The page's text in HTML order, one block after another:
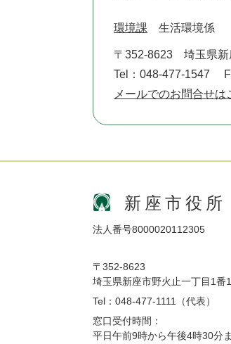
環境課 生活環境係
〒352-8623
埼玉県
Tel：048-477-1547
メールでのお問合せは
新座市役所
法人番号8000020112305
〒352-8623
埼玉県新座市野火止一丁目1番
Tel：048-477-1111（代表）
窓口受付時間：
平日午前9時から午後4時30分